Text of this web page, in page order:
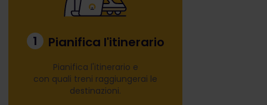
1 Pianifica l'itinerario
Pianifica l'itinerario e
con quali treni raggiungerai le
destinazioni.